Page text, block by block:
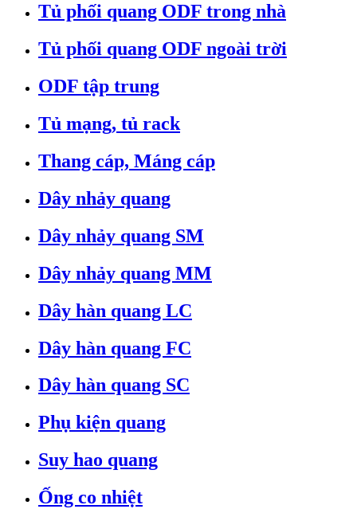
Tủ phối quang ODF trong nhà
Tủ phối quang ODF ngoài trời
ODF tập trung
Tủ mạng, tủ rack
Thang cáp, Máng cáp
Dây nhảy quang
Dây nhảy quang SM
Dây nhảy quang MM
Dây hàn quang LC
Dây hàn quang FC
Dây hàn quang SC
Phụ kiện quang
Suy hao quang
Ống co nhiệt